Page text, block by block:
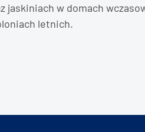
jaskiniach w domach
letnich.